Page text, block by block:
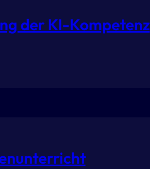
der KI-Kompetenz